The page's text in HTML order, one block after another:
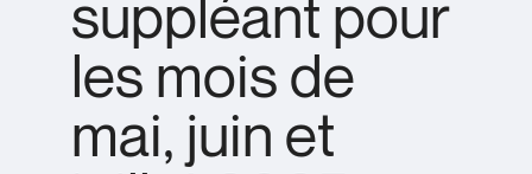
suppléant pour
les mois de
mai, juin et